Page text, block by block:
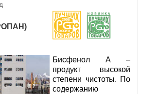
Бисфенол А –
продукт высокой
степени чистоты. По
содержанию